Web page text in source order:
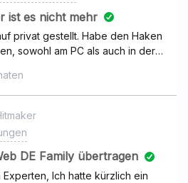
ist es nicht mehr
privat gestellt. Habe den Haken
sowohl am PC als auch in der
ergraut. Allerdings wird bei nem
als Privat angezeigt und
nicht sehen. Dauert die
da ein anderes Problem
DE Family übertragen
Ich hatte kürzlich ein